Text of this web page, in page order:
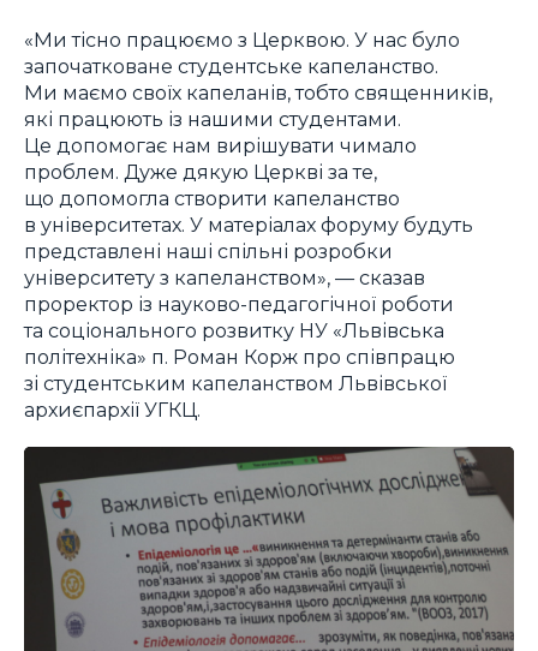
«Ми тісно працюємо з Церквою. У нас було
започатковане студентське капеланство.
Ми маємо своїх капеланів, тобто священників,
які працюють із нашими студентами.
Це допомогає нам вирішувати чимало
проблем. Дуже дякую Церкві за те,
що допомогла створити капеланство
в університетах. У матеріалах форуму будуть
представлені наші спільні розробки
університету з капеланством», — сказав
проректор із науково-педагогічної роботи
та соціонального розвитку НУ «Львівська
політехніка» п. Роман Корж про співпрацю
зі студентським капеланством Львівської
архиєпархії УГКЦ.